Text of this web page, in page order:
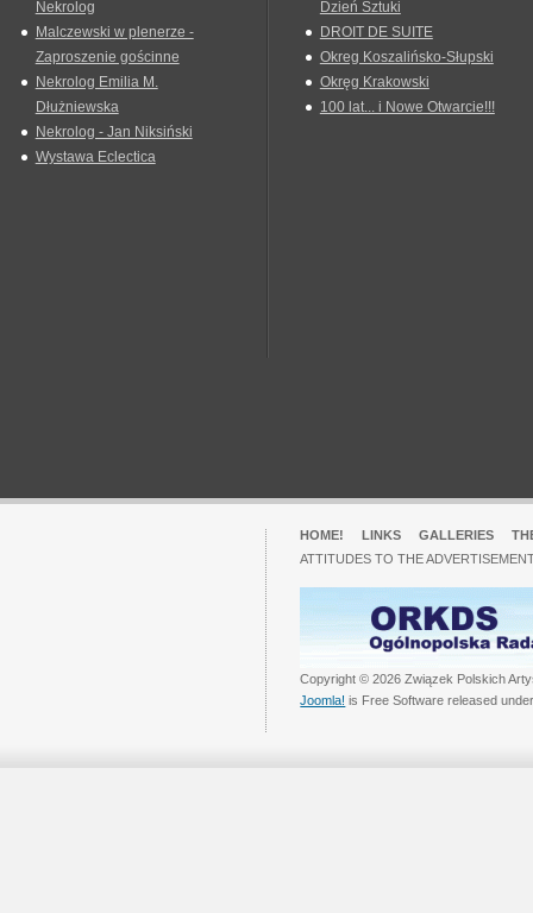
Nekrolog
Malczewski w plenerze -
Zaproszenie gościnne
Nekrolog Emilia M.
Dłużniewska
Nekrolog - Jan Niksiński
Wystawa Eclectica
Dzień Sztuki
DROIT DE SUITE
Okreg Koszalińsko-Słupski
Okręg Krakowski
100 lat... i Nowe Otwarcie!!!
HOME! LINKS GALLERIES
ATTITUDES TO THE
Copyright © 2026 Związek Polskich
Joomla! is Free Software released